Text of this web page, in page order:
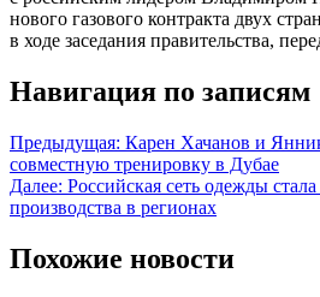
нового газового контракта двух
в ходе заседания правительства,
Навигация по записям
Предыдущая: Карен Хачанов и
совместную тренировку в Дубае
Далее: Российская сеть одежды
производства в регионах
Похожие новости